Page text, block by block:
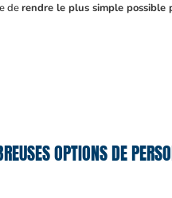
derendre le plus simple possible
OPTIONS DE